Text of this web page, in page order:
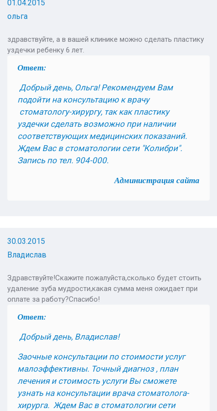
01.04.2015
ольга
здравствуйте, а в вашей клинике можно сделать пластику
уздечки ребенку 6 лет.
Ответ:
Добрый день, Ольга! Рекомендуем Вам
подойти на консультацию к врачу
стоматологу-хирургу, так как пластику
уздечки сделать возможно при наличии
соответствующих медицинских показаний.
Ждем Вас в стоматологии сети "Колибри".
Запись по тел. 904-000.
Администрация сайта
30.03.2015
Владислав
Здравствуйте!Скажите пожалуйста,сколько будет стоить
удаление зуба мудрости,какая сумма меня ожидает при
оплате за работу?Спасибо!
Ответ:
Добрый день, Владислав!
Заочные консультации по стоимости услуг
малоэффективны. Точный диагноз , план
лечения и стоимость услуги Вы сможете
узнать на консультации врача стоматолога-
хирурга. Ждем Вас в стоматологии сети